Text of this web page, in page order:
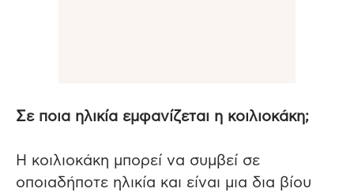
Σε ποια ηλικία εμφανίζεται η κοιλιοκάκη;
Η κοιλιοκάκη μπορεί να συμβεί σε
οποιαδήποτε ηλικία και είναι μια δια βίου